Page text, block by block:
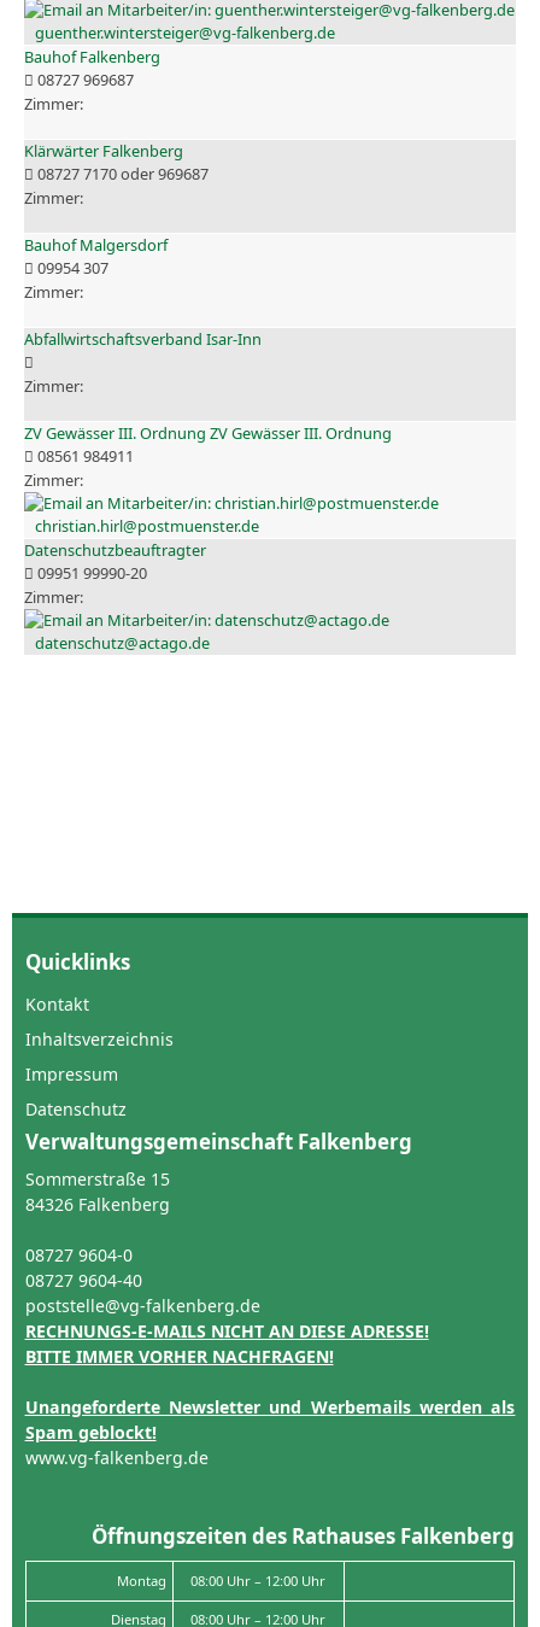
guenther.wintersteiger@vg-falkenberg.de
Bauhof Falkenberg
08727 969687
Klärwärter Falkenberg
08727 7170 oder 969687
Bauhof Malgersdorf
09954 307
Abfallwirtschaftsverband Isar-Inn
ZV Gewässer III. Ordnung ZV Gewässer III. Ordnung
08561 984911
christian.hirl@postmuenster.de
Datenschutzbeauftragter
09951 99990-20
datenschutz@actago.de
Quicklinks
Kontakt
Inhaltsverzeichnis
Impressum
Datenschutz
Verwaltungsgemeinschaft Falkenberg
Sommerstraße 15
84326 Falkenberg
08727 9604-0
08727 9604-40
poststelle@vg-falkenberg.de
RECHNUNGS-E-MAILS NICHT AN DIESE ADRESSE!
BITTE IMMER VORHER NACHFRAGEN!
Unangeforderte Newsletter und Werbemails werden als
Spam geblockt!
www.vg-falkenberg.de
Öffnungszeiten des Rathauses Falkenberg
Montag 08:00 Uhr – 12:00 Uhr
Dienstag 08:00 Uhr – 12:00 Uhr